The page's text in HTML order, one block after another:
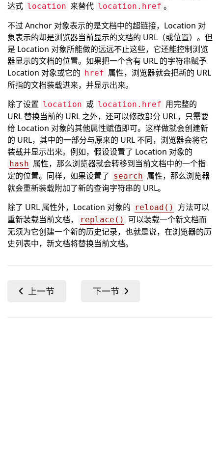
达式 location 来替代 location.href 。
不过 Anchor 对象表示的是文档中的超链接，Location 对
象表示的却是浏览器当前显示的文档的 URL（或位置）。但
是 Location 对象所能做的远远不止这些，它还能控制浏览
器显示的文档的位置。如果把一个含有 URL 的字符串赋予
Location 对象或它的 href 属性，浏览器就会把新的 URL
所指的文档装载进来，并显示出来。
除了设置 location 或 location.href 用完整的
URL 替换当前的 URL 之外，还可以修改部分 URL，只需要
给 Location 对象的其他属性赋值即可。这样做就会创建新
的 URL，其中的一部分与原来的 URL 不同，浏览器会将它
装载并显示出来。例如，假设设置了 Location 对象的
hash 属性，那么浏览器就会转移到当前文档中的一个指
定的位置。同样，如果设置了 search 属性，那么浏览器
就会重新装载附加了新的查询字符串的 URL。
除了 URL 属性外，Location 对象的 reload()
方法可以
重新装载当前文档，
replace() 可以装载一个新文档而
无须为它创建一个新的历史记录，也就是说，在浏览器的历
史列表中，新文档将替换当前文档。